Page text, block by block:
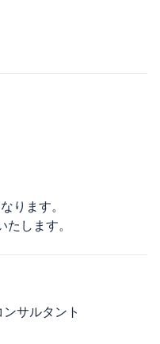
ります。
します。
サルタント